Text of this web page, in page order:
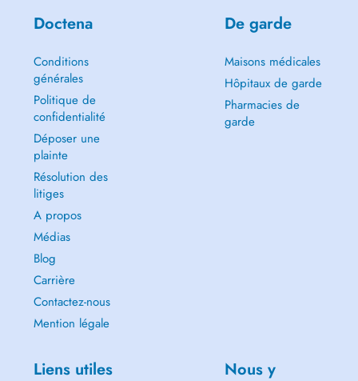
Doctena
Conditions
générales
Politique de
confidentialité
Déposer une
plainte
Résolution des
litiges
A propos
Médias
Blog
Carrière
Contactez-nous
Mention légale
De garde
Maisons médicales
Hôpitaux de garde
Pharmacies de
garde
Liens utiles
Nous y